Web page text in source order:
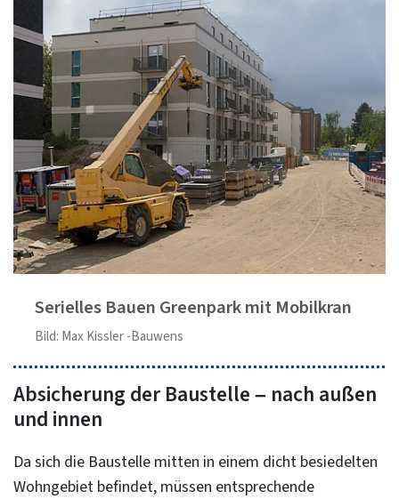
Serielles Bauen Greenpark mit Mobilkran
Bild: Max Kissler -Bauwens
Absicherung der Baustelle – nach außen
und innen
Da sich die Baustelle mitten in einem dicht besiedelten
Wohngebiet befindet, müssen entsprechende